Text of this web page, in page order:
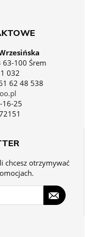
63-100 Śrem
032
62 48 538
16-25
chcesz otrzymywać